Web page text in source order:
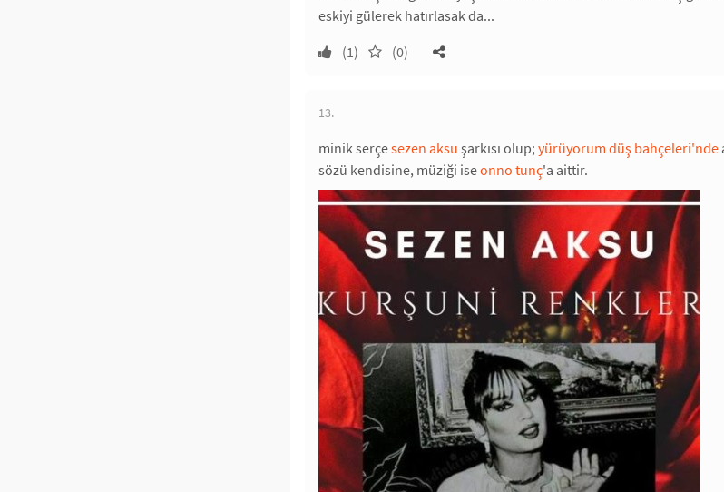
eskiyi gülerek hatırlasak da...
(1)
(0)
13.
minik serçesezen aksu şarkısı olup; yürüyorum düş bahçeleri'nde
sözü kendisine, müziği iseonno tunç'a aittir.